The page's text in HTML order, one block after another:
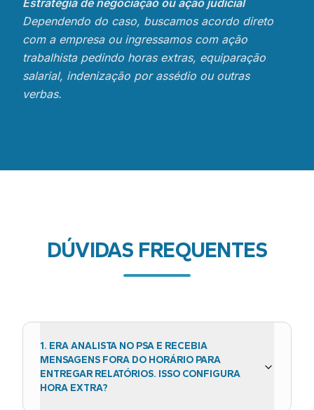
Estratégia de negociação ou ação judicial
Dependendo do caso, buscamos acordo direto
com a empresa ou ingressamos com ação
trabalhista pedindo horas extras, equiparação
salarial, indenização por assédio ou outras
verbas.
DÚVIDAS FREQUENTES
1. ERA ANALISTA NO PSA E RECEBIA
MENSAGENS FORA DO HORÁRIO PARA
ENTREGAR RELATÓRIOS. ISSO CONFIGURA
HORA EXTRA?